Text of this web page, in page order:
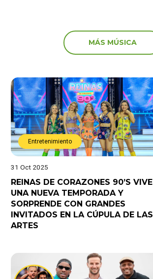
MÁS MÚSICA
Entretenimiento
31 Oct 2025
REINAS DE CORAZONES 90’S VIVE
UNA NUEVA TEMPORADA Y
SORPRENDE CON GRANDES
INVITADOS EN LA CÚPULA DE LAS
ARTES